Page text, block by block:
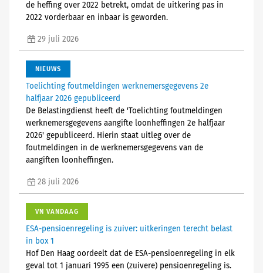
de heffing over 2022 betrekt, omdat de uitkering pas in
2022 vorderbaar en inbaar is geworden.
29 juli 2026
NIEUWS
Toelichting foutmeldingen werknemersgegevens 2e
halfjaar 2026 gepubliceerd
De Belastingdienst heeft de 'Toelichting foutmeldingen
werknemersgegevens aangifte loonheffingen 2e halfjaar
2026' gepubliceerd. Hierin staat uitleg over de
foutmeldingen in de werknemersgegevens van de
aangiften loonheffingen.
28 juli 2026
VN VANDAAG
ESA-pensioenregeling is zuiver: uitkeringen terecht belast
in box 1
Hof Den Haag oordeelt dat de ESA-pensioenregeling in elk
geval tot 1 januari 1995 een (zuivere) pensioenregeling is.